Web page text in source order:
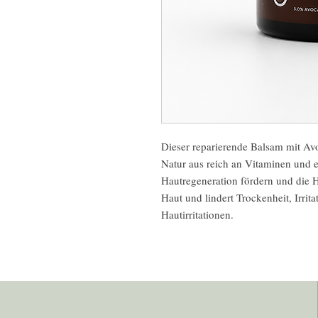
Dieser reparierende Balsam mit
Natur aus reich an Vitaminen und
Hautregeneration fördern und die
Haut und lindert Trockenheit,
Hautirritationen.